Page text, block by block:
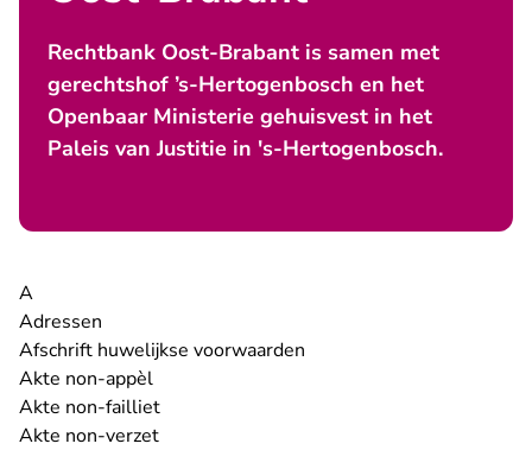
Rechtbank Oost-Brabant is samen met
gerechtshof ’s-Hertogenbosch en het
Openbaar Ministerie gehuisvest in het
Paleis van Justitie in 's-Hertogenbosch.
A
Adressen
Afschrift huwelijkse voorwaarden
Akte non-appèl
Akte non-failliet
Akte non-verzet